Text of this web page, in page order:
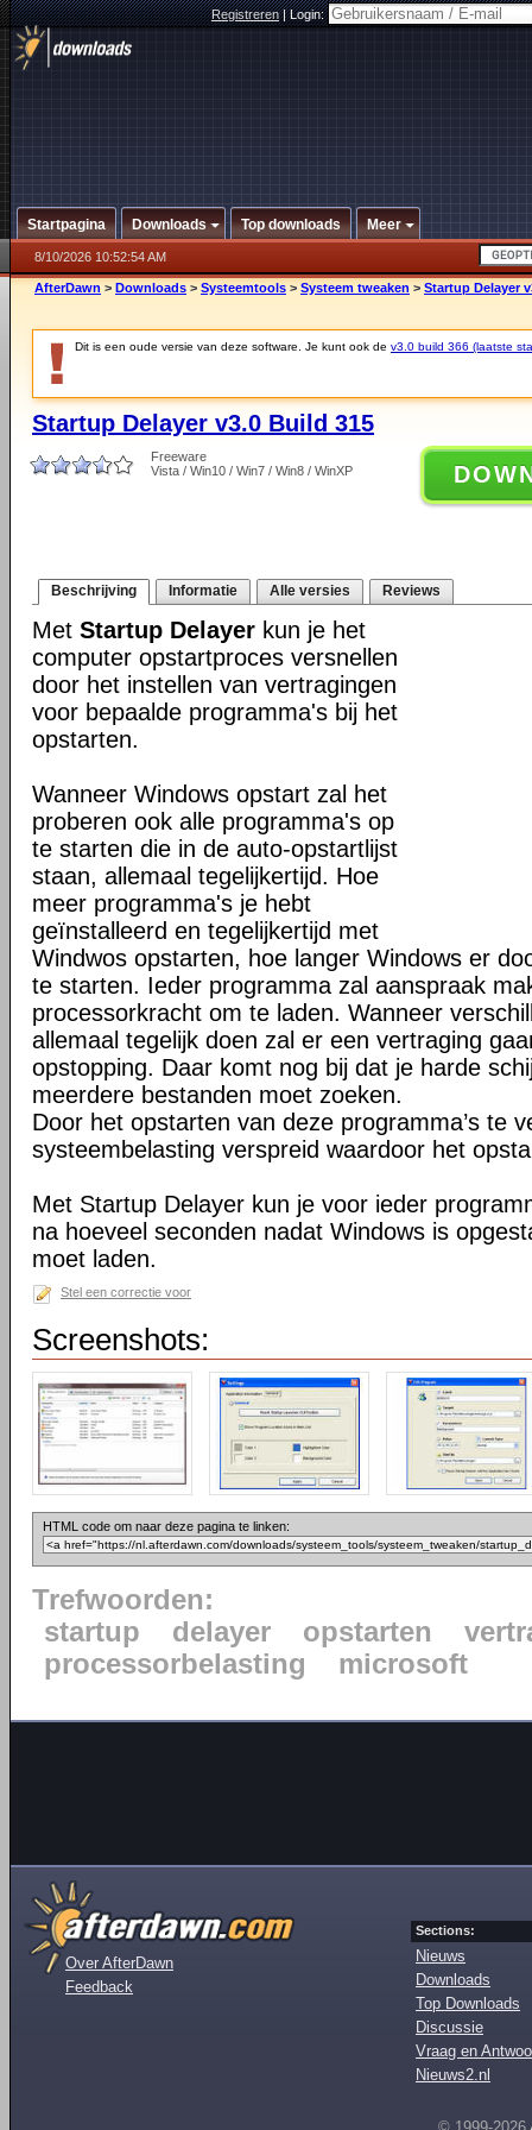
Registreren|Login:
Startpagina Downloads Top downloads Meer
8/10/2026 10:52:54 AM
AfterDawn > Downloads > Systeemtools > Systeem tweaken > Startup Delayer
Dit is een oude versie van deze software. Je kunt ook de v3.0 build 366 (laatste
Startup Delayer v3.0 Build 315
Freeware
Vista / Win10 / Win7 / Win8 / WinXP
Beschrijving Informatie Alle versies Reviews
Met Startup Delayer kun je het
computer opstartproces versnellen
door het instellen van vertragingen
voor bepaalde programma's bij het
opstarten.
Wanneer Windows opstart zal het
proberen ook alle programma's op
te starten die in de auto-opstartlijst
staan, allemaal tegelijkertijd. Hoe
meer programma's je hebt
geïnstalleerd en tegelijkertijd met
Windwos opstarten, hoe langer Windows er
te starten. Ieder programma zal aanspraak
processorkracht om te laden. Wanneer
allemaal tegelijk doen zal er een vertraging
opstopping. Daar komt nog bij dat je harde
meerdere bestanden moet zoeken.
Door het opstarten van deze programma’s te
systeembelasting verspreid waardoor het
Met Startup Delayer kun je voor ieder
na hoeveel seconden nadat Windows is
moet laden.
Stel een correctie voor
Screenshots:
HTML code om naar deze pagina te linken:
Trefwoorden:
startup
delayer opstarten
processorbelasting
microsoft
Over AfterDawn
Feedback
Sections:
Nieuws
Downloads
Top Downloads
Discussie
Vraag en
Nieuws2.nl